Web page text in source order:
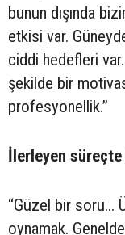
bunun dışında
etkisi var.
ciddi hedefleri
şekilde bir
profesyonellik.”
İlerleyen
“Güzel bir soru...
oynamak.